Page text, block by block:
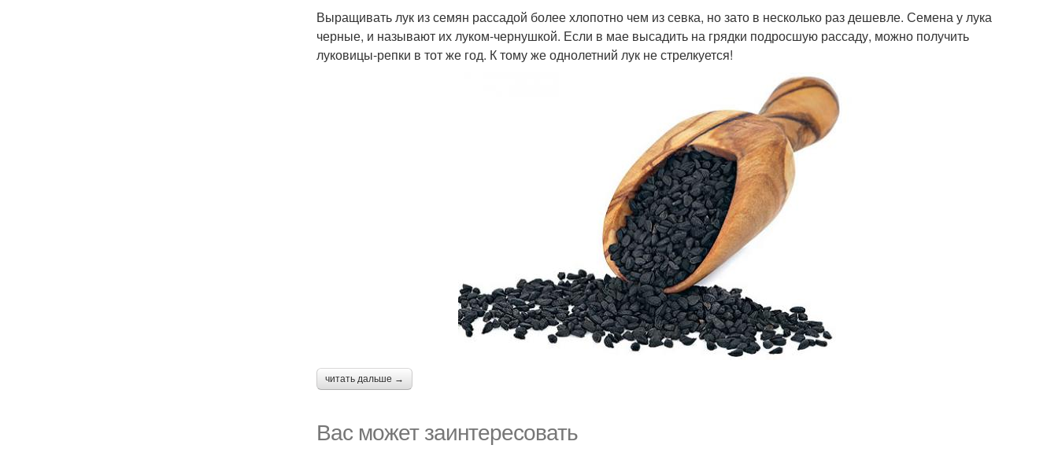
Выращивать лук из семян рассадой более хлопотно чем из севка, но зато в несколько раз дешевле. Семена у лука
черные, и называют их луком-чернушкой. Если в мае высадить на грядки подросшую рассаду, можно получить
луковицы-репки в тот же год. К тому же однолетний лук не стрелкуется!
читать дальше →
Вас может заинтересовать